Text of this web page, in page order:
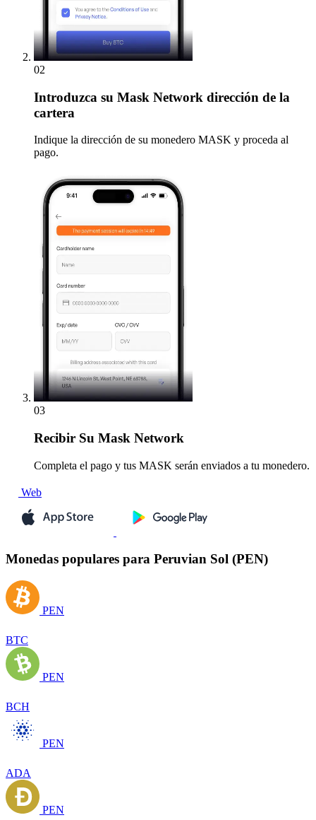
02
Introduzca su Mask Network dirección de la
cartera
Indique la dirección de su monedero MASK y proceda al
pago.
03
Recibir Su Mask Network
Completa el pago y tus MASK serán enviados a tu monedero.
Web
Monedas populares para Peruvian Sol (PEN)
PEN
BTC
PEN
BCH
PEN
ADA
PEN